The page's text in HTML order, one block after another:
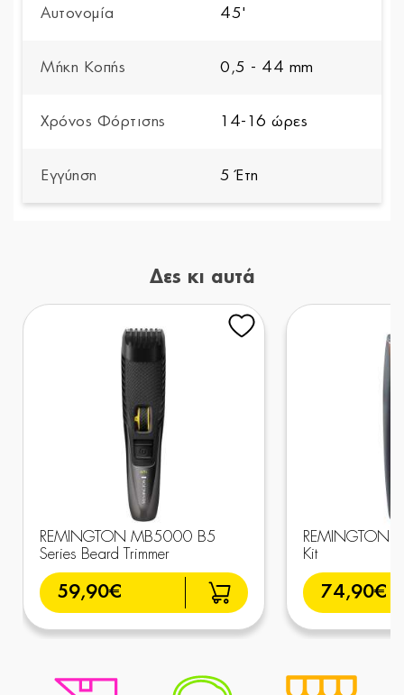
Αυτονομία 45'
Μήκη Κοπής 0,5 - 44 mm
Χρόνος Φόρτισης 14-16 ώρες
Εγγύηση 5 Έτη
Δες κι αυτά
REMINGTON MB5000 B5
Series Beard Trimmer
59,90€
REMINGTON
Kit
74,90€